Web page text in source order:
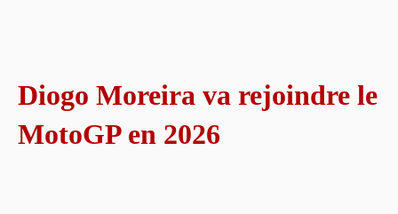
Diogo Moreira va rejoindre le
MotoGP en 2026